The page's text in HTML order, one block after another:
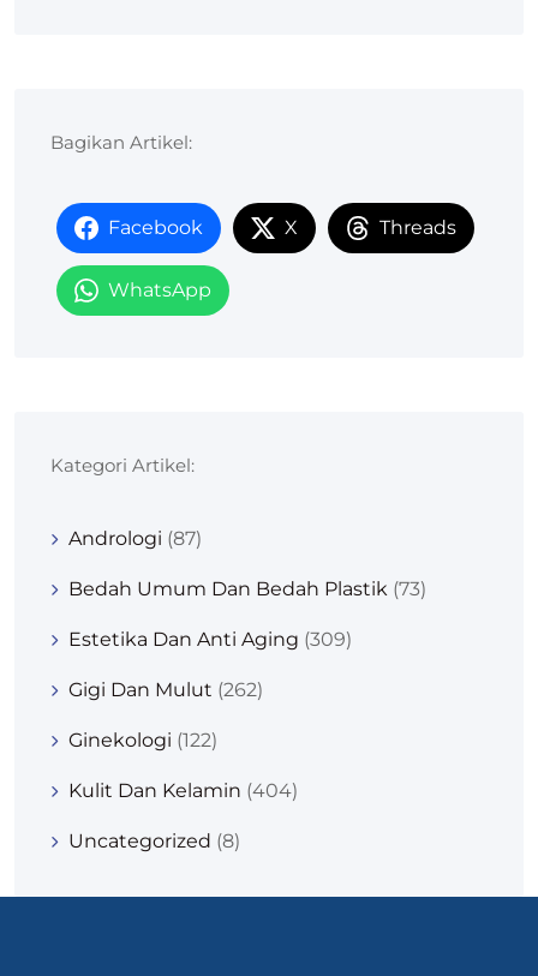
Bagikan Artikel:
Facebook X Threads
WhatsApp
Kategori Artikel:
Andrologi (87)
Bedah Umum Dan Bedah Plastik (73)
Estetika Dan Anti Aging (309)
Gigi Dan Mulut (262)
Ginekologi (122)
Kulit Dan Kelamin (404)
Uncategorized (8)